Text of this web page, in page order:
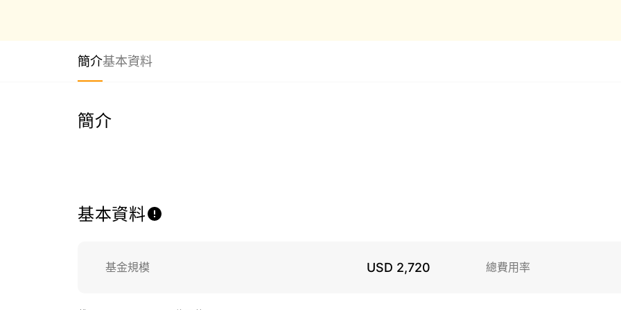
簡介基本資料
簡介
基本資料
基金規模 USD 2,720 總費用率